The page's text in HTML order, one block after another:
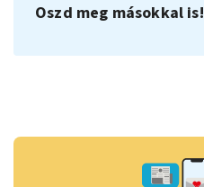
Oszd meg másokkal is!